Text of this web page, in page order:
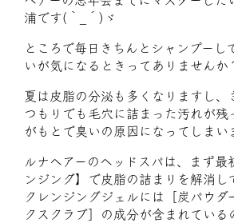
浦です(｀_´)ゞ
ところで毎日きちんとシャンプーし
いが気になるときってありませんか
夏は皮脂の分泌も多くなりますし、
つもりでも毛穴に詰まった汚れが残
がもとで臭いの原因になってしまい
ルナヘアーのヘッドスパは、まず最
ンジング】で皮脂の詰まりを解消し
クレンジングジェルには［炭パウダ
クスクラブ］の成分が含まれている